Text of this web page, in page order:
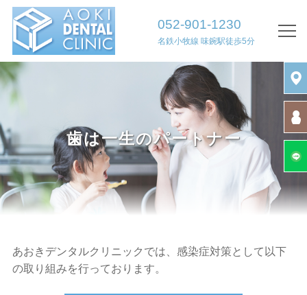
052-901-1230
名鉄小牧線 味鋺駅徒歩5分
TOP
初診の方へ
診療時間・アクセス
求人情報
歯は一生のパートナー
あおきデンタルクリニックでは、感染症対策として以下
の取り組みを行っております。